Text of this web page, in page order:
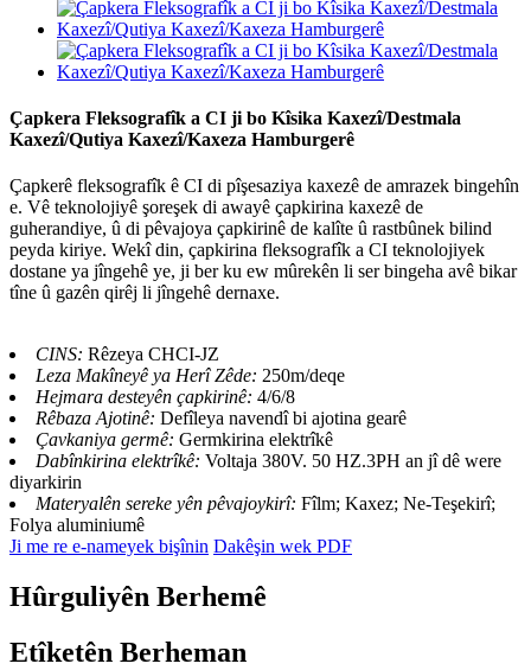
Çapkera Fleksografîk a CI ji bo Kîsika Kaxezî/Destmala
Kaxezî/Qutiya Kaxezî/Kaxeza Hamburgerê
Çapkerê fleksografîk ê CI di pîşesaziya kaxezê de amrazek bingehîn
e. Vê teknolojiyê şoreşek di awayê çapkirina kaxezê de
guherandiye, û di pêvajoya çapkirinê de kalîte û rastbûnek bilind
peyda kiriye. Wekî din, çapkirina fleksografîk a CI teknolojiyek
dostane ya jîngehê ye, ji ber ku ew mûrekên li ser bingeha avê bikar
tîne û gazên qirêj li jîngehê dernaxe.
CINS: Rêzeya CHCI-JZ
Leza Makîneyê ya Herî Zêde: 250m/deqe
Hejmara desteyên çapkirinê: 4/6/8
Rêbaza Ajotinê: Defîleya navendî bi ajotina gearê
Çavkaniya germê: Germkirina elektrîkê
Dabînkirina elektrîkê: Voltaja 380V. 50 HZ.3PH an jî dê were
diyarkirin
Materyalên sereke yên pêvajoykirî: Fîlm; Kaxez; Ne-Teşekirî;
Folya aluminiumê
Ji me re e-nameyek bişînin Dakêşin wek PDF
Hûrguliyên Berhemê
Etîketên Berheman